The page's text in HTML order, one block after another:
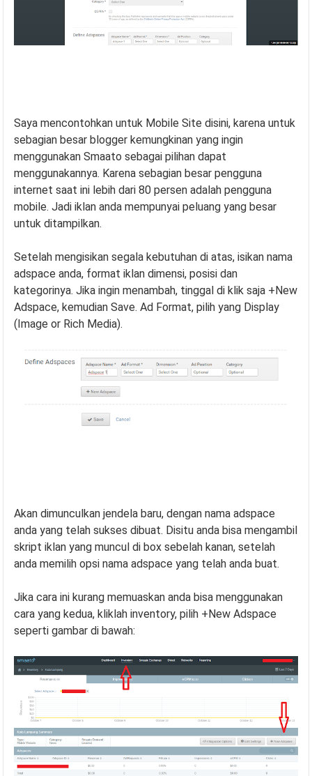
Saya mencontohkan untuk Mobile Site disini, karena untuk
sebagian besar blogger kemungkinan yang ingin
menggunakan Smaato sebagai pilihan dapat
menggunakannya. Karena sebagian besar pengguna
internet saat ini lebih dari 80 persen adalah pengguna
mobile. Jadi iklan anda mempunyai peluang yang besar
untuk ditampilkan.
Setelah mengisikan segala kebutuhan di atas, isikan nama
adspace anda, format iklan dimensi, posisi dan
kategorinya. Jika ingin menambah, tinggal di klik saja +New
Adspace, kemudian Save. Ad Format, pilih yang Display
(Image or Rich Media).
Akan dimunculkan jendela baru, dengan nama adspace
anda yang telah sukses dibuat. Disitu anda bisa mengambil
skript iklan yang muncul di box sebelah kanan, setelah
anda memilih opsi nama adspace yang telah anda buat.
Jika cara ini kurang memuaskan anda bisa menggunakan
cara yang kedua, kliklah inventory, pilih +New Adspace
seperti gambar di bawah: